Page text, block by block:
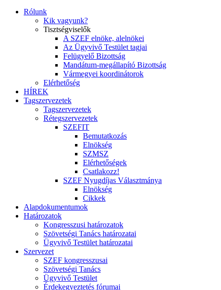
Rólunk
Kik vagyunk?
Tisztségviselők
A SZEF elnöke, alelnökei
Az Ügyvivő Testület tagjai
Felügyelő Bizottság
Mandátum-megállapító Bizottság
Vármegyei koordinátorok
Elérhetőség
HÍREK
Tagszervezetek
Tagszervezetek
Rétegszervezetek
SZEFIT
Bemutatkozás
Elnökség
SZMSZ
Elérhetőségek
Csatlakozz!
SZEF Nyugdíjas Választmánya
Elnökség
Cikkek
Alapdokumentumok
Határozatok
Kongresszusi határozatok
Szövetségi Tanács határozatai
Ügyvivő Testület határozatai
Szervezet
SZEF kongresszusai
Szövetségi Tanács
Ügyvivő Testület
Érdekegyeztetés fórumai